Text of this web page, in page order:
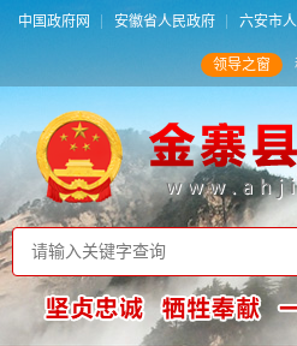
中国政府网 安徽省人民政府 六安市
领导之窗